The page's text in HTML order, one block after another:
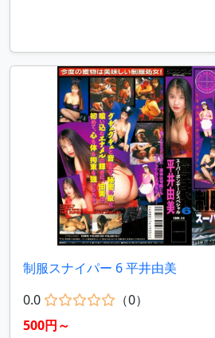
制服スナイパー 6 平井由美
0.0
（0）
500円～